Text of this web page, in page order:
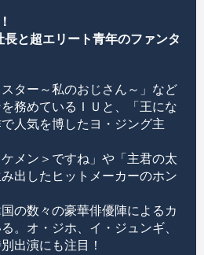
と超エリート青年のファンタ
ター～私のおじさん～」など
務めているＩＵと、「王にな
人気を博したヨ・ジング主
メン＞ですね」や「主君の太
出したヒットメーカーのホン
の数々の豪華俳優陣によるカ
。オ・ジホ、イ・ジュンギ、
出演にも注目！